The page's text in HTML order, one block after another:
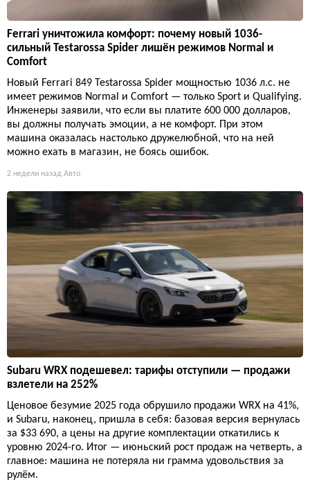
Ferrari уничтожила комфорт: почему новый 1036-
сильный Testarossa Spider лишён режимов Normal и
Comfort
Новый Ferrari 849 Testarossa Spider мощностью 1036 л.с. не
имеет режимов Normal и Comfort — только Sport и Qualifying.
Инженеры заявили, что если вы платите 600 000 долларов,
вы должны получать эмоции, а не комфорт. При этом
машина оказалась настолько дружелюбной, что на ней
можно ехать в магазин, не боясь ошибок.
2 недели назад Авто
Subaru WRX подешевел: тарифы отступили — продажи
взлетели на 252%
Ценовое безумие 2025 года обрушило продажи WRX на 41%,
и Subaru, наконец, пришла в себя: базовая версия вернулась
за $33 690, а цены на другие комплектации откатились к
уровню 2024-го. Итог — июньский рост продаж на четверть, а
главное: машина не потеряла ни грамма удовольствия за
рулём.